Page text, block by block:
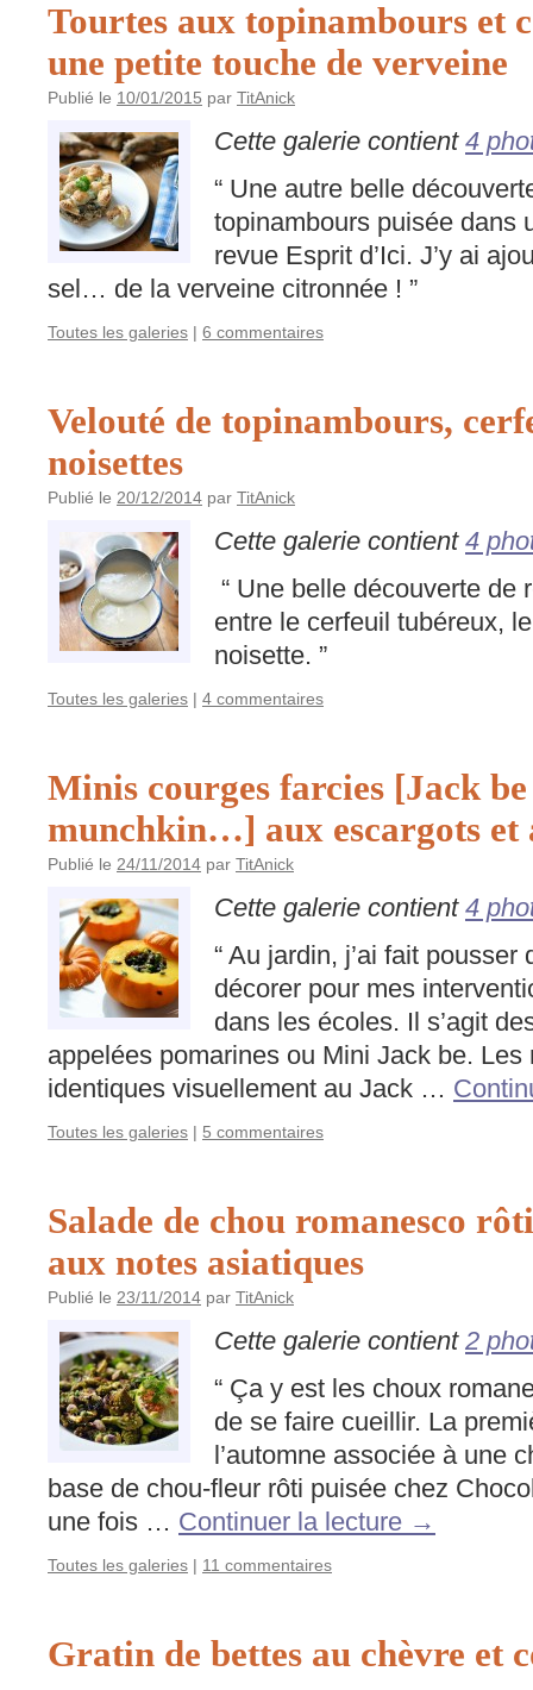
Tourtes aux topinambours et
une petite touche de verveine
Publié le 10/01/2015 par TitAnick
Cette galerie contient 4
“ Une autre belle
topinambours puisée dans
revue Esprit d’Ici. J’y ai
sel… de la verveine citronnée ! ”
Toutes les galeries | 6 commentaires
Velouté de topinambours,
noisettes
Publié le 20/12/2014 par TitAnick
Cette galerie contient 4
“ Une belle découverte de
entre le cerfeuil tubéreux,
noisette. ”
Toutes les galeries | 4 commentaires
Minis courges farcies [Jack
munchkin…] aux escargots et
Publié le 24/11/2014 par TitAnick
Cette galerie contient 4
“ Au jardin, j’ai fait
décorer pour mes
dans les écoles. Il s’agit
appelées pomarines ou Mini Jack be. Les
identiques visuellement au Jack …
Toutes les galeries | 5 commentaires
Salade de chou romanesco
aux notes asiatiques
Publié le 23/11/2014 par TitAnick
Cette galerie contient 2
“ Ça y est les choux
de se faire cueillir. La
l’automne associée à une
base de chou-fleur rôti puisée chez
une fois … Continuer la lecture →
Toutes les galeries | 11 commentaires
Gratin de bettes au chèvre et